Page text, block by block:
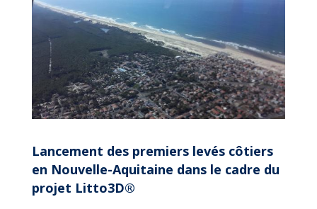
Lancement des premiers levés côtiers
en Nouvelle-Aquitaine dans le cadre du
projet Litto3D®